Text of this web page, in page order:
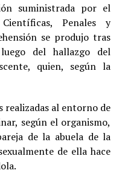
suministrada por el
Penales y
se produjo tras
del hallazgo del
quien, según la
realizadas al entorno de
según el organismo,
de la abuela de la
de ella hace